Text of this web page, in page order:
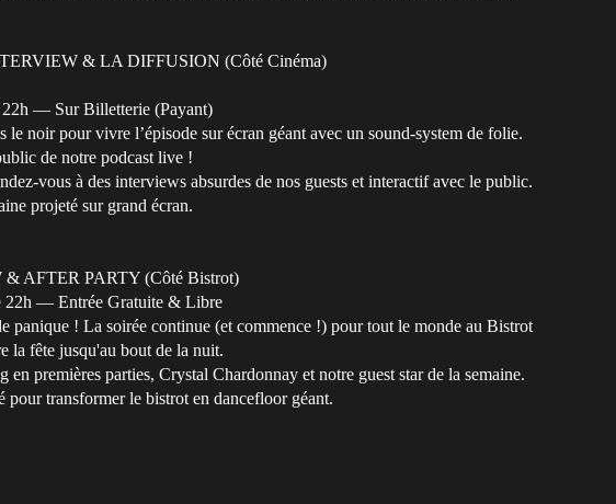
& LA DIFFUSION (Côté Cinéma)
— Sur Billetterie (Payant)
le noir pour vivre l’épisode sur écran géant avec un sound-system de folie.
de notre podcast live !
vous à des interviews absurdes de nos guests et interactif avec le public.
projeté sur grand écran.
AFTER PARTY (Côté Bistrot)
— Entrée Gratuite & Libre
panique ! La soirée continue (et commence !) pour tout le monde au Bistrot
la fête jusqu'au bout de la nuit.
en premières parties, Crystal Chardonnay et notre guest star de la semaine.
transformer le bistrot en dancefloor géant.